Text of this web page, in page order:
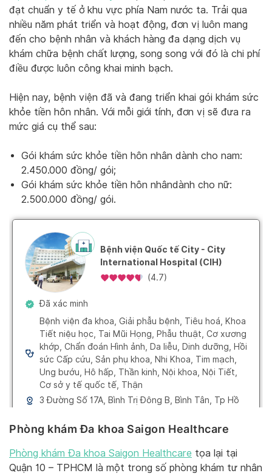
đạt chuẩn y tế ở khu vực phía Nam nước ta. Trải qua
nhiều năm phát triển và hoạt động, đơn vị luôn mang
đến cho bệnh nhân và khách hàng đa dạng dịch vụ
khám chữa bệnh chất lượng, song song với đó là chi phí
điều được luôn công khai minh bạch.
Hiện nay, bệnh viện đã và đang triển khai gói khám sức
khỏe tiền hôn nhân. Với mỗi giới tính, đơn vị sẽ đưa ra
mức giá cụ thể sau:
Gói khám sức khỏe tiền hôn nhân dành cho nam:
2.450.000 đồng/ gói;
Gói khám sức khỏe tiền hôn nhândành cho nữ:
2.500.000 đồng/ gói.
Phòng khám Đa khoa Saigon Healthcare
Phòng khám Đa khoa Saigon Healthcare tọa lại tại
Quận 10 – TPHCM là một trong số phòng khám tư nhân